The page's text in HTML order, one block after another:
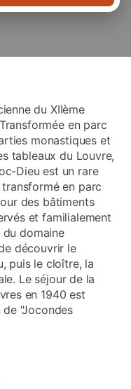
du XIIème
en parc
monastiques et
tableaux du Louvre,
Dieu est un rare
en parc
des bâtiments
et familialement
domaine
découvrir le
puis le cloître, la
Le séjour de la
en 1940 est
"Jocondes